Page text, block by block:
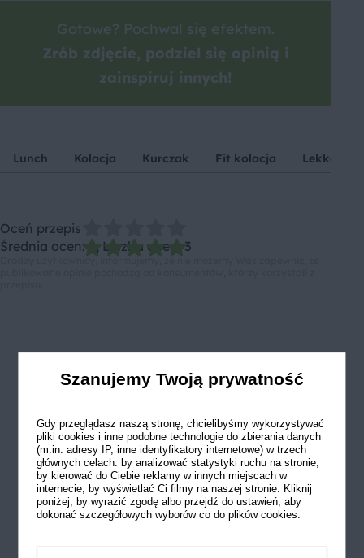
Gotowe? Pochwal się efektem.
Zrób zdjęcie, podziel się opinią i
zainspiruj innych!
Lunch Kolacja Kurczak Fit kolacja Lekka
Oceń przepis
Średnia ocen: 5, Liczba ocen: 3
Szanujemy Twoją prywatność
Gdy przeglądasz naszą stronę, chcielibyśmy wykorzystywać
pliki cookies i inne podobne technologie do zbierania danych
(m.in. adresy IP, inne identyfikatory internetowe) w trzech
głównych celach: by analizować statystyki ruchu na stronie,
by kierować do Ciebie reklamy w innych miejscach w
internecie, by wyświetlać Ci filmy na naszej stronie. Kliknij
poniżej, by wyrazić zgodę albo przejdź do ustawień, aby
dokonać szczegółowych wyborów co do plików cookies.